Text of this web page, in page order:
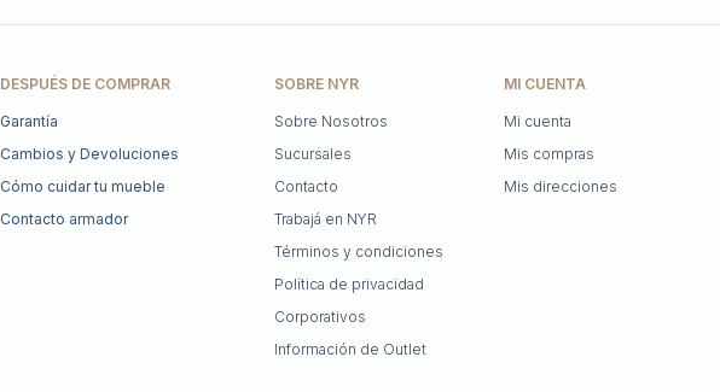
DESPUÉS DE COMPRAR
Garantía
Cambios y Devoluciones
Cómo cuidar tu mueble
Contacto armador
SOBRE NYR
Sobre Nosotros
Sucursales
Contacto
Trabajá en NYR
Términos y condiciones
Política de privacidad
Corporativos
Información de Outlet
MI CUENTA
Mi cuenta
Mis compras
Mis direcciones